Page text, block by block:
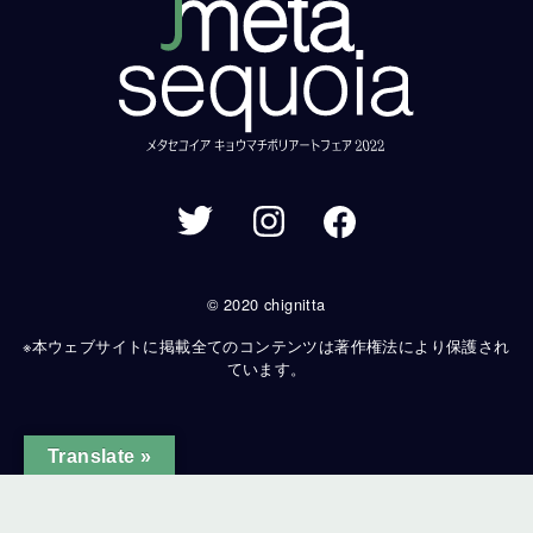
© 2020 chignitta
※本ウェブサイトに掲載全てのコンテンツは著作権法により保護され
ています。
Translate »